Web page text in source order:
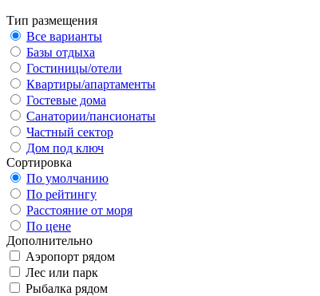
Тип размещения
Все варианты
Базы отдыха
Гостиницы/отели
Квартиры/апартаменты
Гостевые дома
Санатории/пансионаты
Частный сектор
Дом под ключ
Сортировка
По умолчанию
По рейтингу
Расстояние от моря
По цене
Дополнительно
Аэропорт рядом
Лес или парк
Рыбалка рядом